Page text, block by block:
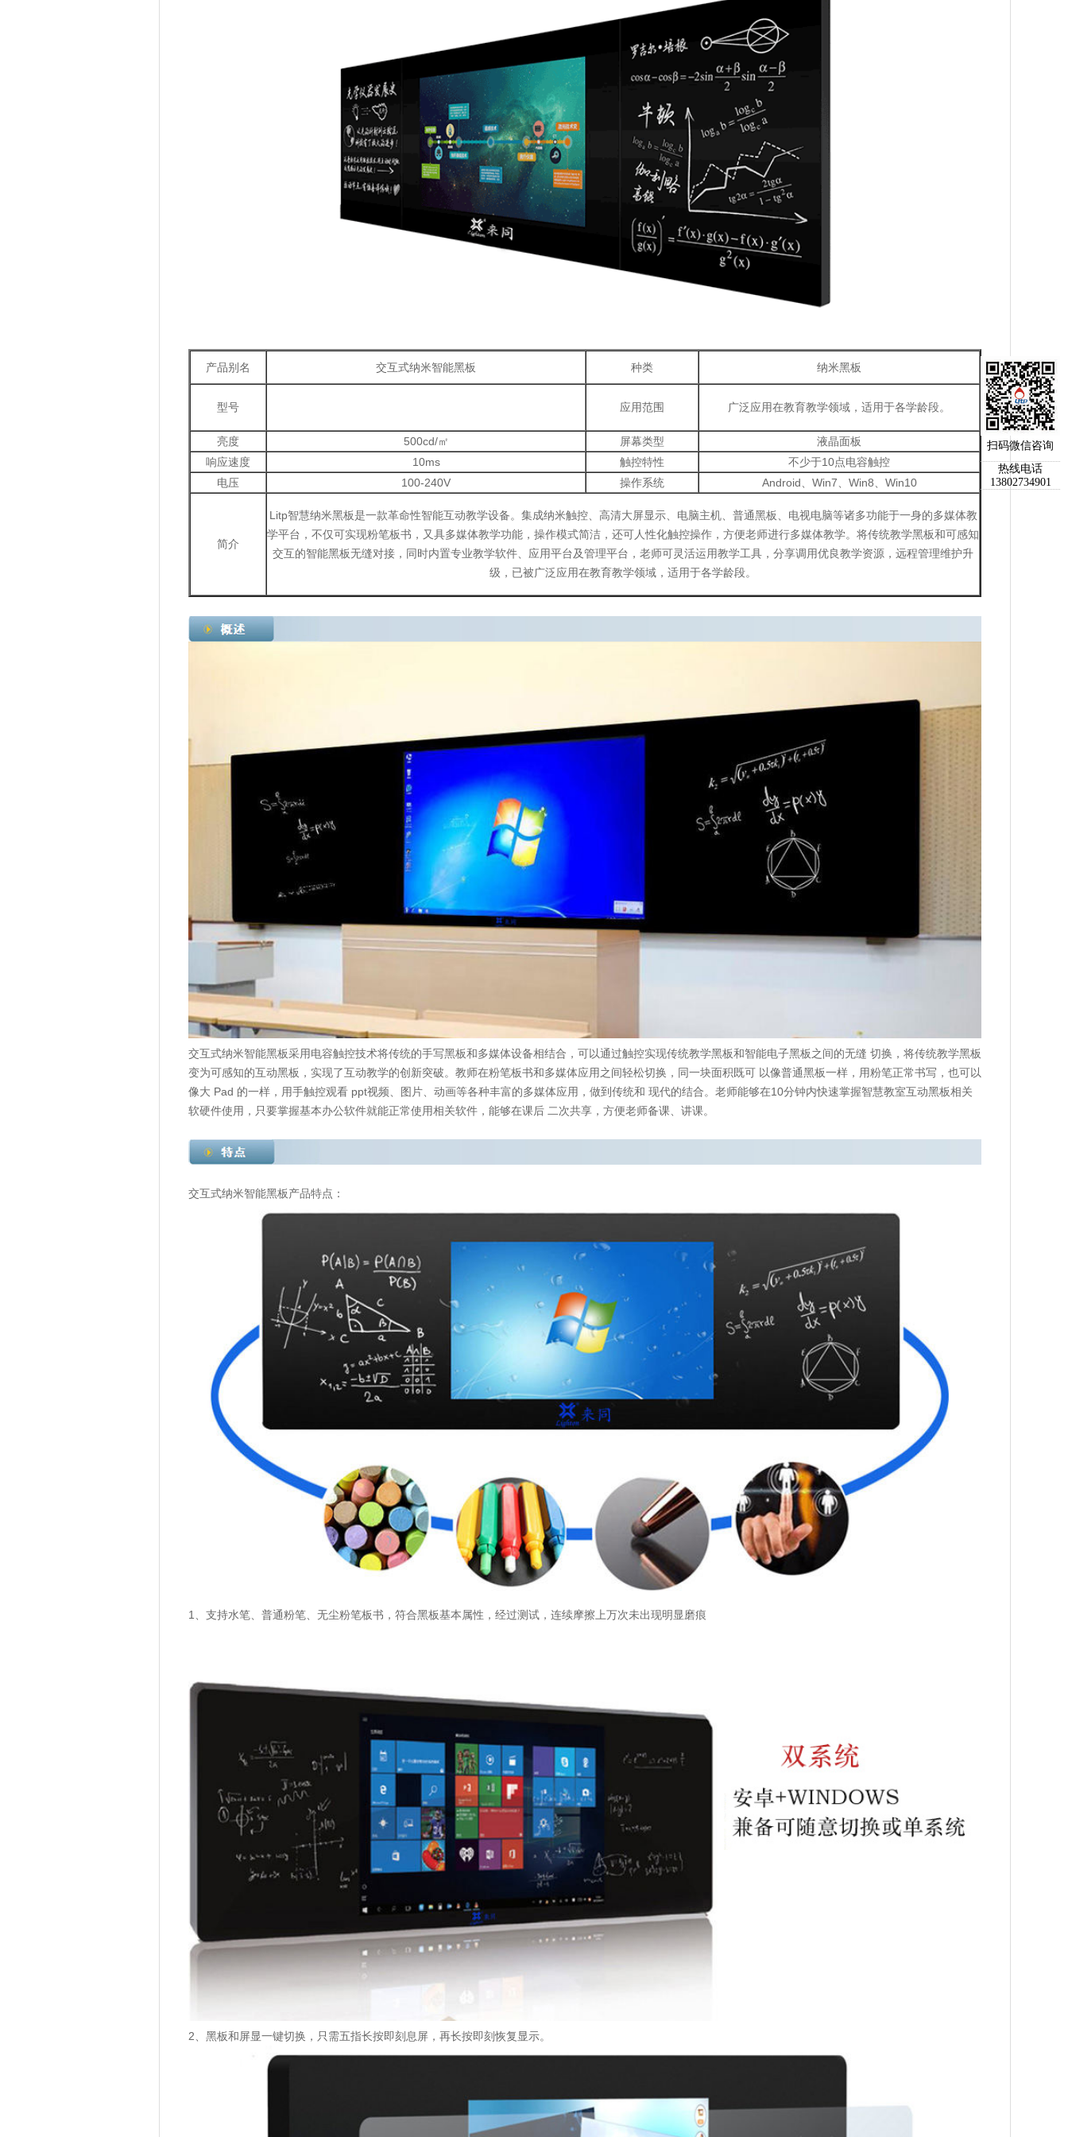
产品别名 交互式纳米智能黑板 种类 纳米黑板
型号 应用范围 广泛应用在教育教学领域，适用于各学龄段。
亮度 500cd/㎡ 屏幕类型
液晶面板
响应速度
10ms 触控特性
不少于10点电容触控
电压
100-240V 操作系统 Android、Win7、Win8、Win10
简介
Litp智慧纳米黑板是一款革命性智能互动教学设备。集成纳米触控、高清大屏显示、电脑主机、普通黑板、电视电脑等诸多功能于一身的多媒体教
学平台，不仅可实现粉笔板书，又具多媒体教学功能，操作模式简洁，还可人性化触控操作，方便老师进行多媒体教学。将传统教学黑板和可感知
交互的智能黑板无缝对接，同时内置专业教学软件、应用平台及管理平台，老师可灵活运用教学工具，分享调用优良教学资源，远程管理维护升
级，已被广泛应用在教育教学领域，适用于各学龄段。
交互式纳米智能黑板采用电容触控技术将传统的手写黑板和多媒体设备相结合，可以通过触控实现传统教学黑板和智能电子黑板之间的无缝 切换，将传统教学黑板
变为可感知的互动黑板，实现了互动教学的创新突破。教师在粉笔板书和多媒体应用之间轻松切换，同一块面积既可 以像普通黑板一样，用粉笔正常书写，也可以
像大 Pad 的一样，用手触控观看 ppt视频、图片、动画等各种丰富的多媒体应用，做到传统和 现代的结合。老师能够在10分钟内快速掌握智慧教室互动黑板相关
软硬件使用，只要掌握基本办公软件就能正常使用相关软件，能够在课后 二次共享，方便老师备课、讲课。
交互式纳米智能黑板产品特点：
1、支持水笔、普通粉笔、无尘粉笔板书，符合黑板基本属性，经过测试，连续摩擦上万次未出现明显磨痕
2、黑板和屏显一键切换，只需五指长按即刻息屏，再长按即刻恢复显示。
扫码微信咨询
热线电话
13802734901